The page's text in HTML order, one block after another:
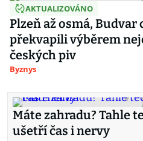
AKTUALIZOVÁNO
Plzeň až osmá,
překvapili výběrem
českých piv
Byznys
Máte zahradu? Tahle
ušetří čas i nervy